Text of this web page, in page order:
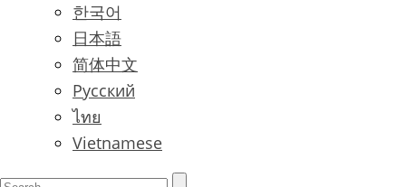
한국어
日本語
简体中文
Русский
ไทย
Vietnamese